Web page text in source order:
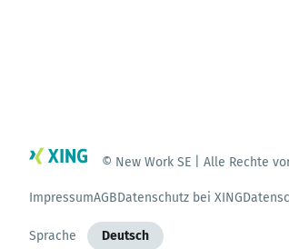
© New Work SE | Alle Rechte
ImpressumAGBDatenschutz bei XING
Sprache Deutsch